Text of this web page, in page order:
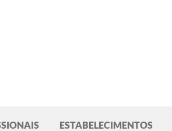
ESTABELECIMENTOS